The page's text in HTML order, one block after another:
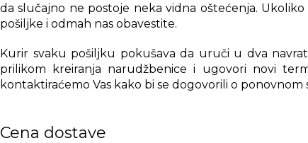
da slučajno ne postoje neka vidna oštećenja.
pošiljke i odmah nas obavestite.
Kurir svaku pošiljku pokušava da uruči u dva
prilikom kreiranja narudžbenice i ugovori novi
kontaktiraćemo Vas kako bi se dogovorili o ponovnom
Cena dostave